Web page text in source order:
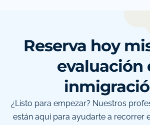
Reserva hoy
evaluación
¿Listo para empezar? Nuestros
están aquí para ayudarte a recorrer